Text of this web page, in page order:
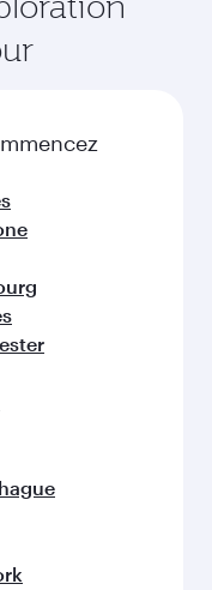
l'itinéraire et de